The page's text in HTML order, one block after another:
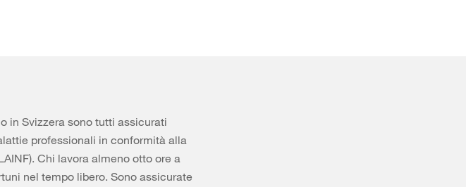
in Svizzera sono tutti assicurati
professionali in conformità alla
Chi lavora almeno otto ore a
nel tempo libero. Sono assicurate